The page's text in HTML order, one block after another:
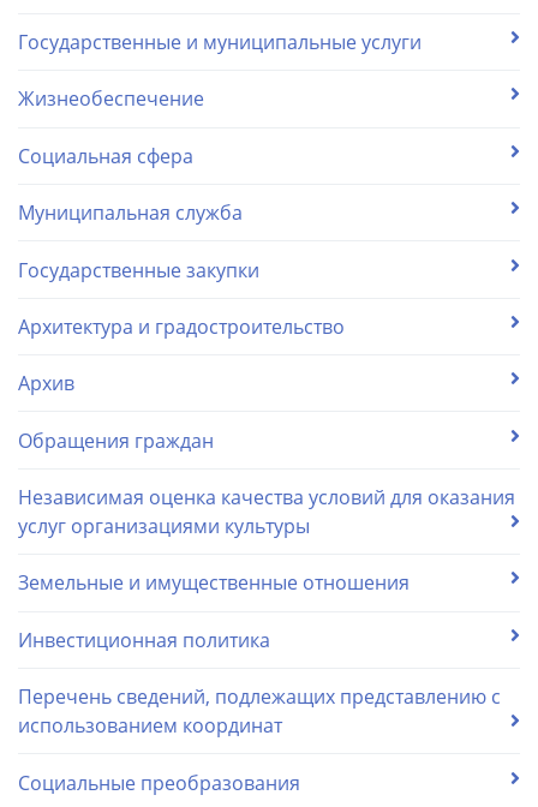
Государственные и муниципальные услуги
Жизнеобеспечение
Социальная сфера
Муниципальная служба
Государственные закупки
Архитектура и градостроительство
Архив
Обращения граждан
Независимая оценка качества условий для оказания
услуг организациями культуры
Земельные и имущественные отношения
Инвестиционная политика
Перечень сведений, подлежащих представлению с
использованием координат
Социальные преобразования